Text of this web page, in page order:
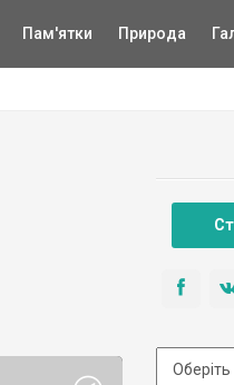
Пам'ятки Природа